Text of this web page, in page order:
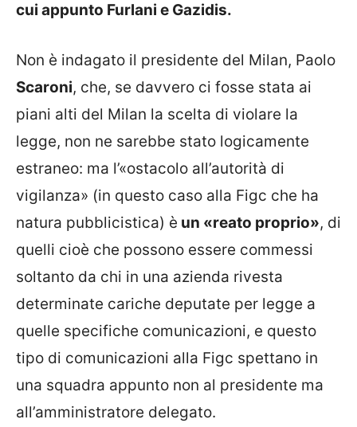
cui appunto Furlani e Gazidis.
Non è indagato il presidente del Milan, Paolo
Scaroni, che, se davvero ci fosse stata ai
piani alti del Milan la scelta di violare la
legge, non ne sarebbe stato logicamente
estraneo: ma l’«ostacolo all’autorità di
vigilanza» (in questo caso alla Figc che ha
natura pubblicistica) è un «reato proprio», di
quelli cioè che possono essere commessi
soltanto da chi in una azienda rivesta
determinate cariche deputate per legge a
quelle specifiche comunicazioni, e questo
tipo di comunicazioni alla Figc spettano in
una squadra appunto non al presidente ma
all’amministratore delegato.